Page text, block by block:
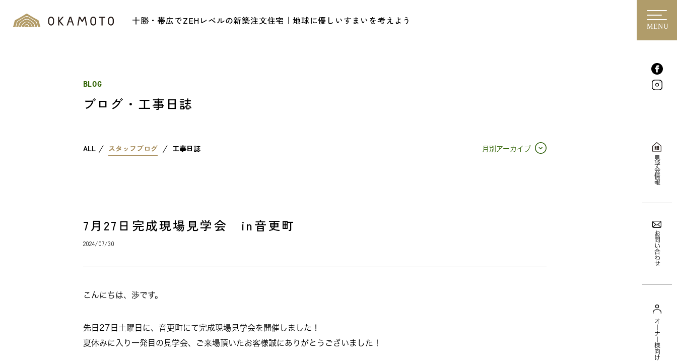
十勝・帯広でZEHレベルの新築注文住宅｜地球に優しいすまいを考えよう
MENU
見学会情報
お問い合わせ
オーナー様向け
BLOG
ブログ・工事日誌
ALL スタッフブログ 工事日誌 月別アーカイブ
7月27日完成現場見学会 in音更町
2024/07/30
こんにちは、渉です。
先日27日土曜日に、音更町にて完成現場見学会を開催しました！
夏休みに入り一発目の見学会、ご来場頂いたお客様誠にありがとうございました！